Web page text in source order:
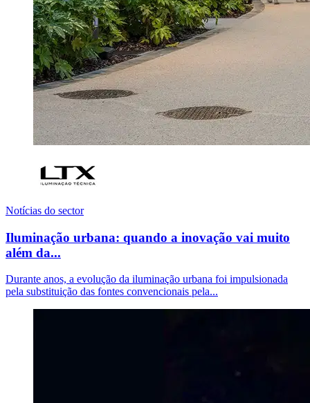
Notícias do sector
Iluminação urbana: quando a inovação vai muito
além da...
Durante anos, a evolução da iluminação urbana foi impulsionada
pela substituição das fontes convencionais pela...